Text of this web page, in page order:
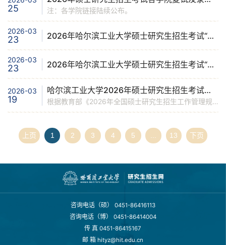
25 注：各学院链接陆续公布。
2026-03
23 2026年哈尔滨工业大学硕士研究生招生考试“退役大学生士兵”专项计划复试通知
2026-03
23 2026年哈尔滨工业大学硕士研究生招生考试“少数民族高层次骨干人才计划”复试通知
2026-03
19
哈尔滨工业大学2026年硕士研究生招生考试复试及录取工作办法
根据教育部《2026年全国硕士研究生招生工作管理规定》《关于做好2026年全国硕士研究生招生复试录取工作的通知》等文件要求及有关会议精神，结合我校工作实际，确定2026年硕士研究生招生考试复试及录取工作办法如下。一、工作组织学校招生委员会负责制定和审核有关政策，指导全校研究生复试及录取工作，具体工作由研究生院负责组织。各学院、学部、校区（以下简称“学院”）复试及录取工作在本单位招生委员会的具体组织指导下进行，招生委员会成员须包含学院党委副书记。各学院还需设立复试及录取工作监督小组，负责对本单位工作进行监督，并受理考生的举报、投诉事宜。二、复试工作（一）学校复试基本线1.学校复试基本线是我校的最低复试分数要求，各学科应在学校复试基本线的基础上，根据生源实际情况确定本学科的复试资格线。2.少数民族高层次人才骨干计划：按照考生初试总分与我校相应学科门类复试基本线总分的差值从高到低排序，差值相同时，按初试前三科成绩加和排序，优先按各省分配计划数依次确定复试名单；各省分配计划未完成的剩余计划，按考生“差值”从高到低顺次确定复试名单，差值相同时，优先满足理工类专业的招生计划数要求，再按初试前三科成
上页 1 2 3 4 5 13 下页
咨询电话（硕） 0451-86416113
咨询电话（博） 0451-86414004
传 真 0451-86415167
邮 箱 hityz@hit.edu.cn